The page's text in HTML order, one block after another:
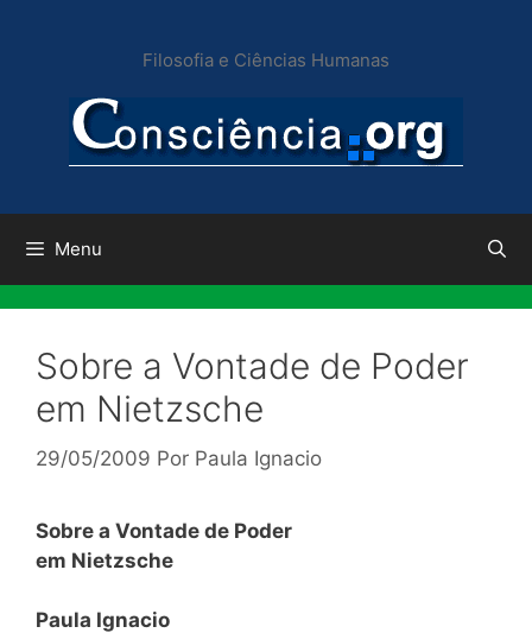
conteúdo
Filosofia e Ciências Humanas
Menu
Sobre a Vontade de Poder
em Nietzsche
29/05/2009 Por Paula Ignacio
Sobre a Vontade de Poder
em Nietzsche
Paula Ignacio